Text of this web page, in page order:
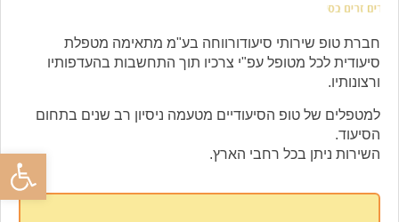
פתח
חברת טופ שירותי סיעודורווחה בע"מ מתאימה מטפלת
סיעודית לכל מטופל עפ"י צרכיו תוך התחשבות בהעדפותיו
ורצונותיו.
למטפלים של טופ הסיעודיים מטעמה ניסיון רב שנים בתחום
הסיעוד.
השירות ניתן בכל רחבי הארץ.